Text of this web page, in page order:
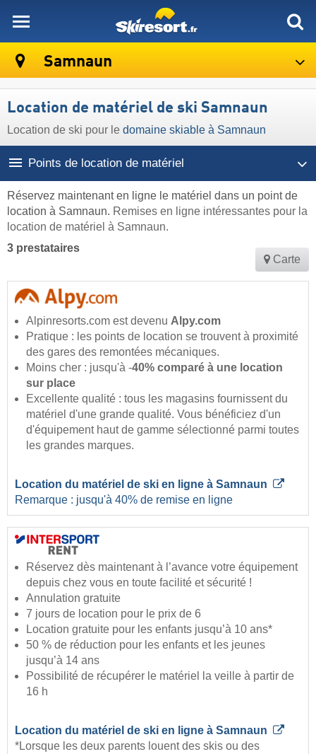
Samnaun
Location de matériel de ski Samnaun
Location de ski pour le domaine skiable à Samnaun
Points de location de matériel
Réservez maintenant en ligne le matériel dans un point de
location à Samnaun. Remises en ligne intéressantes pour la
location de matériel à Samnaun.
3 prestataires
Carte
Alpinresorts.com est devenu Alpy.com
Pratique : les points de location se trouvent à proximité
des gares des remontées mécaniques.
Moins cher : jusqu'à -40% comparé à une location
sur place
Excellente qualité : tous les magasins fournissent du
matériel d'une grande qualité. Vous bénéficiez d'un
d'équipement haut de gamme sélectionné parmi toutes
les grandes marques.
Location du matériel de ski en ligne à Samnaun
Remarque : jusqu'à 40% de remise en ligne
Réservez dès maintenant à l’avance votre équipement
depuis chez vous en toute facilité et sécurité !
Annulation gratuite
7 jours de location pour le prix de 6
Location gratuite pour les enfants jusqu’à 10 ans*
50 % de réduction pour les enfants et les jeunes
jusqu’à 14 ans
Possibilité de récupérer le matériel la veille à partir de
16 h
Location du matériel de ski en ligne à Samnaun
*Lorsque les deux parents louent des skis ou des